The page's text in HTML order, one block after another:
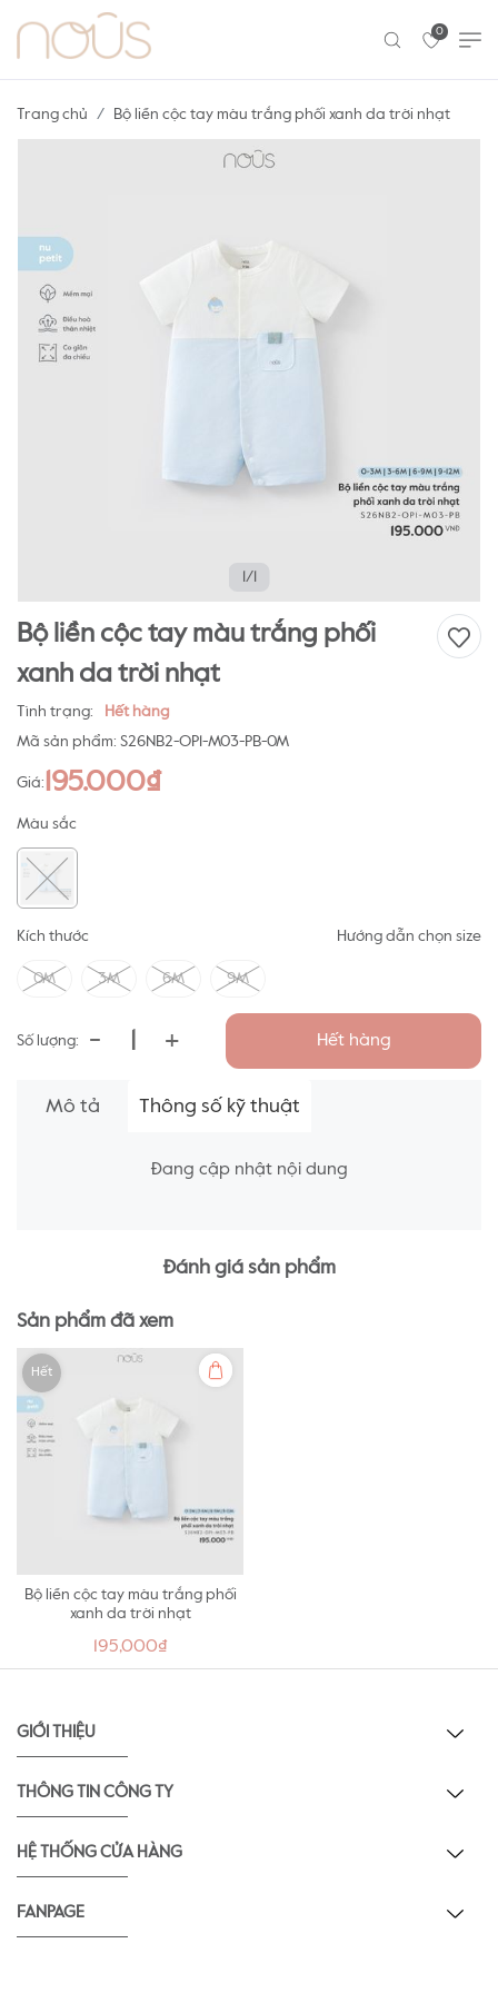
0
Trang chủ Bộ liền cộc tay màu trắng phối xanh da trời nhạt
1/1
Bộ liền cộc tay màu trắng phối
xanh da trời nhạt
Tình trạng:
Hết hàng
Mã sản phẩm: S26NB2-OP1-M03-PB-0M
Giá: 195.000₫
Màu sắc
Kích thước Hướng dẫn chọn size
0M 3M 6M 9M
Số lượng: - + Hết hàng
Mô tả Thông số kỹ thuật
Đang cập nhật nội dung
Đánh giá sản phẩm
Sản phẩm đã xem
Hết
Bộ liền cộc tay màu trắng phối
xanh da trời nhạt
195,000₫
GIỚI THIỆU
THÔNG TIN CÔNG TY
HỆ THỐNG CỬA HÀNG
FANPAGE